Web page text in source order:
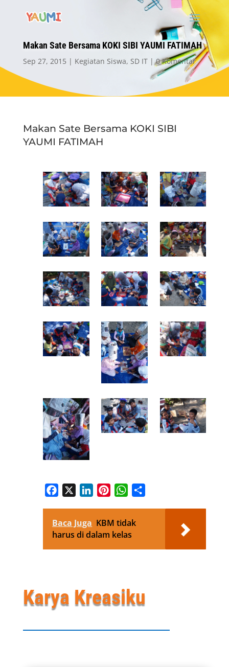
Makan Sate Bersama KOKI SIBI YAUMI FATIMAH
Sep 27, 2015 Kegiatan Siswa, SD IT 0 Komentar
Makan Sate Bersama KOKI SIBI
YAUMI FATIMAH
Facebook LinkedInPinterestWhatsApp
Baca Juga KBM tidak
harus di dalam kelas
Karya Kreasiku